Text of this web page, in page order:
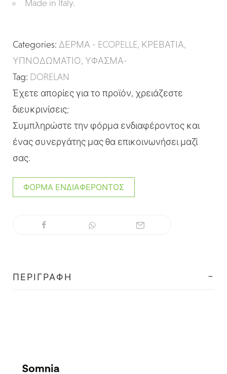
Made in Italy.
Categories: ΔΕΡΜΑ - ECOPELLE, ΚΡΕΒΑΤΙΑ,
ΥΠΝΟΔΩΜΑΤΙΟ, ΥΦΑΣΜΑ-
Tag: DORELAN
Έχετε απορίες για το προϊόν, χρειάζεστε
διευκρινίσεις;
Συμπληρώστε την φόρμα ενδιαφέροντος και
ένας συνεργάτης μας θα επικοινωνήσει μαζί
σας.
ΦΌΡΜΑ ΕΝΔΙΑΦΈΡΟΝΤΟΣ
ΠΕΡΙΓΡΑΦΉ